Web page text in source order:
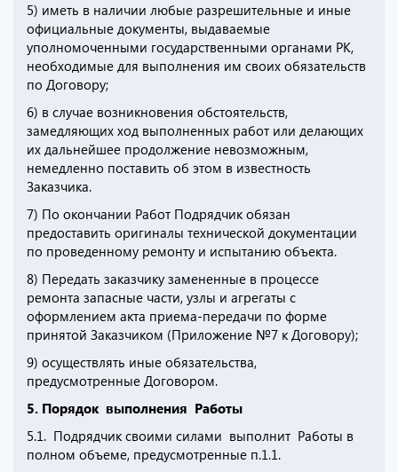
5) иметь в наличии любые разрешительные и иные
официальные документы, выдаваемые
уполномоченными государственными органами РК,
необходимые для выполнения им своих обязательств
по Договору;
6) в случае возникновения обстоятельств,
замедляющих ход выполненных работ или делающих
их дальнейшее продолжение невозможным,
немедленно поставить об этом в известность
Заказчика.
7) По окончании Работ Подрядчик обязан
предоставить оригиналы технической документации
по проведенному ремонту и испытанию объекта.
8) Передать заказчику замененные в процессе
ремонта запасные части, узлы и агрегаты с
оформлением акта приема-передачи по форме
принятой Заказчиком (Приложение №7 к Договору);
9) осуществлять иные обязательства,
предусмотренные Договором.
5. Порядок выполнения Работы
5.1. Подрядчик своими силами выполнит Работы в
полном объеме, предусмотренные п.1.1.